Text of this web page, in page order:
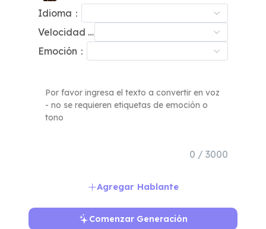
Idioma：
Velocidad de Habla：
Emoción：
0 / 3000
Agregar Hablante
Comenzar Generación